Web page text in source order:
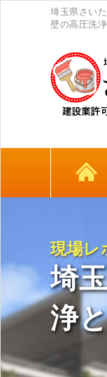
埼玉県さい
壁の高圧洗
現場レ
埼
浄